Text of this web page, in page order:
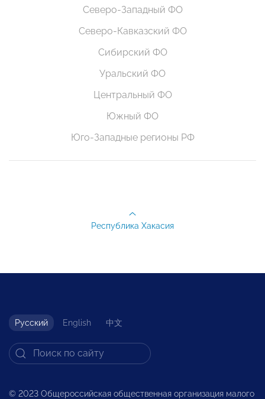
Северо-Западный ФО
Северо-Кавказский ФО
Сибирский ФО
Уральский ФО
Центральный ФО
Южный ФО
Юго-Западные регионы РФ
Республика Хакасия
Русский English 中文
© 2023 Общероссийская общественная организация малого